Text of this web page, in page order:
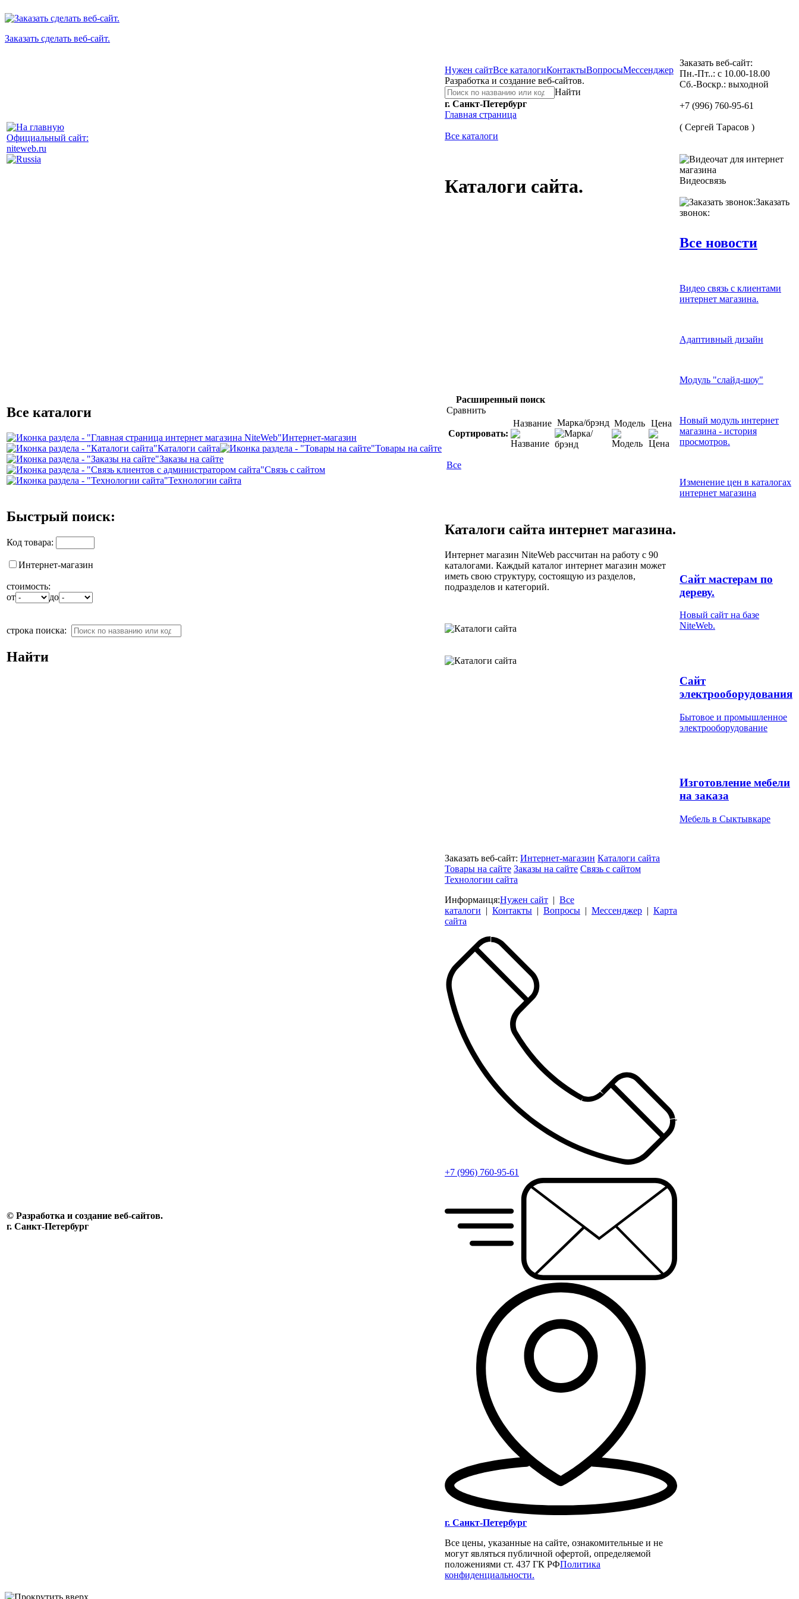
Заказать сделать веб-сайт.
Официальный сайт:
niteweb.ru
Нужен сайтВсе каталогиКонтактыВопросыМессенджер
Разработка и создание веб-сайтов.
Найти
г. Санкт-Петербург
Главная страница
Все каталоги
Каталоги сайта.
Заказать веб-сайт:
Пн.-Пт..: с 10.00-18.00
Сб.-Воскр.: выходной
+7 (996) 760-95-61
( Сергей Тарасов )
Видеосвязь
Заказать
звонок:
Все каталоги
Интернет-магазин
Каталоги сайта
Товары на сайте
Заказы на сайте
Связь с сайтом
Технологии сайта
Быстрый поиск:
Код товара:
Интернет-магазин
стоимость:
от
до
строка поиска:
Найти
Расширенный поиск
Сравнить
Сортировать:
Название Марка/брэнд Модель Цена
Все
Каталоги сайта интернет магазина.
Интернет магазин NiteWeb рассчитан на работу с 90
каталогами. Каждый каталог интернет магазин может
иметь свою структуру, состоящую из разделов,
подразделов и категорий.
Все новости
Видео связь с клиентами
интернет магазина.
Адаптивный дизайн
Модуль "слайд-шоу"
Новый модуль интернет
магазина - история
просмотров.
Изменение цен в каталогах
интернет магазина
Сайт мастерам по
дереву.
Новый сайт на базе
NiteWeb.
Сайт
электрооборудования
Бытовое и промышленное
электрооборудование
Изготовление мебели
на заказа
Мебель в Сыктывкаре
© Разработка и создание веб-сайтов.
г. Санкт-Петербург
Заказать веб-сайт: Интернет-магазин Каталоги сайта
Товары на сайте Заказы на сайте Связь с сайтом
Технологии сайта
Информаиця:Нужен сайт | Все
каталоги | Контакты | Вопросы | Мессенджер | Карта
сайта
+7 (996) 760-95-61
г. Санкт-Петербург
Все цены, указанные на сайте, ознакомительные и не
могут являться публичной офертой, определяемой
положениями ст. 437 ГК РФПолитика
конфиденциальности.